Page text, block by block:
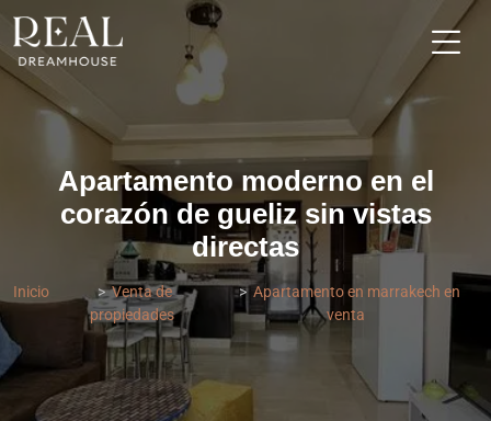
Apartamento moderno en el
corazón de gueliz sin vistas
directas
Inicio
Venta de
propiedades
Apartamento en marrakech en
venta